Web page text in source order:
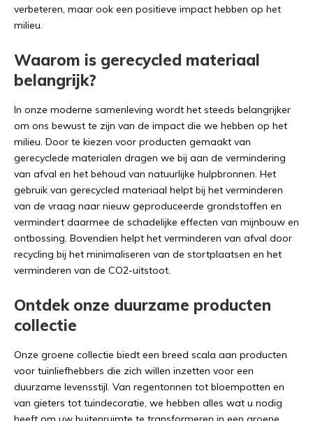
verbeteren, maar ook een positieve impact hebben op het
milieu.
Waarom is gerecycled materiaal
belangrijk?
In onze moderne samenleving wordt het steeds belangrijker
om ons bewust te zijn van de impact die we hebben op het
milieu. Door te kiezen voor producten gemaakt van
gerecyclede materialen dragen we bij aan de vermindering
van afval en het behoud van natuurlijke hulpbronnen. Het
gebruik van gerecycled materiaal helpt bij het verminderen
van de vraag naar nieuw geproduceerde grondstoffen en
vermindert daarmee de schadelijke effecten van mijnbouw en
ontbossing. Bovendien helpt het verminderen van afval door
recycling bij het minimaliseren van de stortplaatsen en het
verminderen van de CO2-uitstoot.
Ontdek onze duurzame producten
collectie
Onze groene collectie biedt een breed scala aan producten
voor tuinliefhebbers die zich willen inzetten voor een
duurzame levensstijl. Van regentonnen tot bloempotten en
van gieters tot tuindecoratie, we hebben alles wat u nodig